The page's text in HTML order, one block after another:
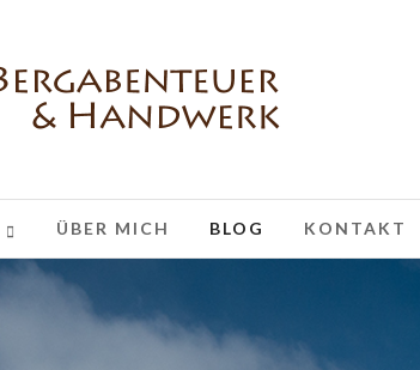
ÜBER MICH BLOG KONTAKT